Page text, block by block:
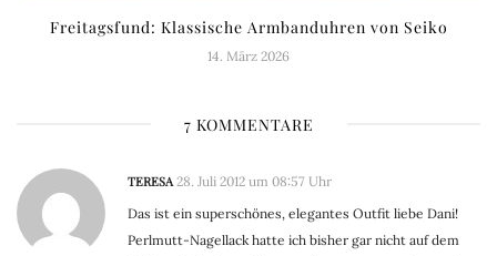
Freitagsfund: Klassische Armbanduhren von Seiko
14. März 2026
7 KOMMENTARE
TERESA 28. Juli 2012 um 08:57 Uhr
Das ist ein superschönes, elegantes Outfit liebe Dani!
Perlmutt-Nagellack hatte ich bisher gar nicht auf dem